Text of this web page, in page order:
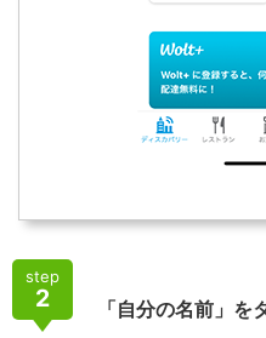
step
2 「自分の名前」を